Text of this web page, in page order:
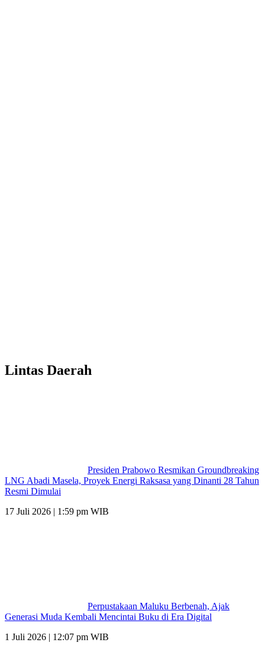
Lintas Daerah
Presiden Prabowo Resmikan Groundbreaking
LNG Abadi Masela, Proyek Energi Raksasa yang Dinanti 28 Tahun
Resmi Dimulai
17 Juli 2026 | 1:59 pm WIB
Perpustakaan Maluku Berbenah, Ajak
Generasi Muda Kembali Mencintai Buku di Era Digital
1 Juli 2026 | 12:07 pm WIB